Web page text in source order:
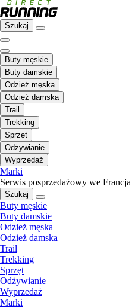
Szukaj
Buty męskie
Buty damskie
Odzież męska
Odzież damska
Trail
Trekking
Sprzęt
Odżywianie
Wyprzedaż
Marki
Serwis posprzedażowy we Francja
Szukaj
Buty męskie
Buty damskie
Odzież męska
Odzież damska
Trail
Trekking
Sprzęt
Odżywianie
Wyprzedaż
Marki